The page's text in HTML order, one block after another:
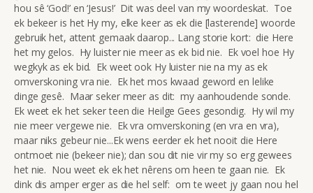
hou sê ‘God!’ en ‘Jesus!’ Dit was deel van my woordeskat. Toe
ek bekeer is het Hy my, elke keer as ek die [lasterende] woorde
gebruik het, attent gemaak daarop... Lang storie kort: die Here
het my gelos. Hy luister nie meer as ek bid nie. Ek voel hoe Hy
wegkyk as ek bid. Ek weet ook Hy luister nie na my as ek
omverskoning vra nie. Ek het mos kwaad geword en lelike
dinge gesê. Maar seker meer as dit: my aanhoudende sonde.
Ek weet ek het seker teen die Heilge Gees gesondig. Hy wil my
nie meer vergewe nie. Ek vra omverskoning (en vra en vra),
maar niks gebeur nie...Ek wens eerder ek het nooit die Here
ontmoet nie (bekeer nie); dan sou dit nie vir my so erg gewees
het nie. Nou weet ek ek het nêrens om heen te gaan nie. Ek
dink dis amper erger as die hel self: om te weet jy gaan nou hel